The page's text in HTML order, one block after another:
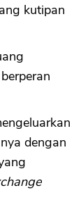
kutipan
dengan